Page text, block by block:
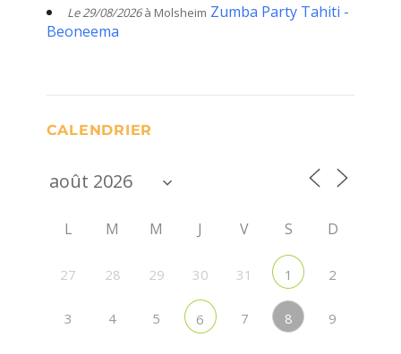
Le 29/08/2026à Molsheim Zumba Party Tahiti -
Beoneema
CALENDRIER
L M M J V S D
27 28 29 30 31 1 2
3 4 5 6 7 8 9